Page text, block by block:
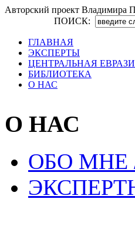
Авторский проект Владимира
ПОИСК:
ГЛАВНАЯ
ЭКСПЕРТЫ
ЦЕНТРАЛЬНАЯ
БИБЛИОТЕКА
О НАС
О НАС
ОБО МНЕ